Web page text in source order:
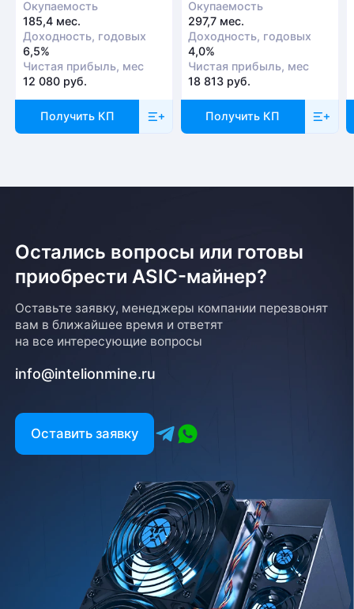
Окупаемость
185,4 мес.
Доходность, годовых
6,5%
Чистая прибыль, мес
12 080 руб.
Получить КП
Окупаемость
297,7 мес.
Доходность, годовых
4,0%
Чистая прибыль, мес
18 813 руб.
Получить КП
Остались вопросы или готовы
приобрести ASIC-майнер?
Оставьте заявку, менеджеры компании перезвонят
вам в ближайшее время и ответят
на все интересующие вопросы
info@intelionmine.ru
Оставить заявку